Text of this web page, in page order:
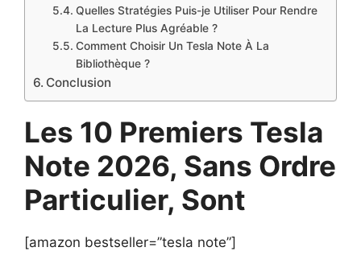
Quelles Stratégies Puis-je Utiliser Pour Rendre
La Lecture Plus Agréable ?
Comment Choisir Un Tesla Note À La
Bibliothèque ?
Conclusion
Les 10 Premiers Tesla
Note 2026, Sans Ordre
Particulier, Sont
[amazon bestseller=”tesla note”]